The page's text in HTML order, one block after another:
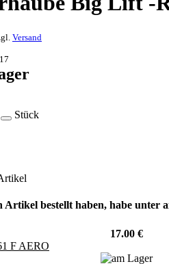
Versand
Stück
Artikel bestellt haben, habe unter
F AERO
17.00 €